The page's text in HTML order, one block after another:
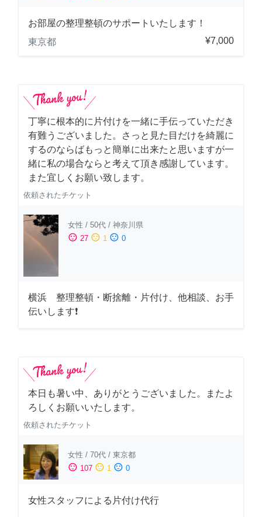
お部屋の整理整頓のサポートいたします！
東京都
¥7,000
丁寧に根本的に片付けを一緒に手伝っていただき
有難うございました。さっと見た目だけを綺麗に
するのならばもっと簡単に出来たと思いますが一
緒に私の場合ならと考えて頂き感謝しています。
また宜しくお願い致します。
依頼されたチケット
女性 / 50代 / 神奈川県
sentiment_satisfied 27 sentiment_neutral 1 sentiment_dissatisfied 0
横浜 整理整頓・断捨離・片付け、他相談、お手
伝いします❗
本日も暑い中、ありがとうございました。またよ
ろしくお願いいたします。
依頼されたチケット
女性 / 70代 / 東京都
sentiment_satisfied 107 sentiment_neutral 1 sentiment_dissatisfied 0
女性スタッフによる片付け代行